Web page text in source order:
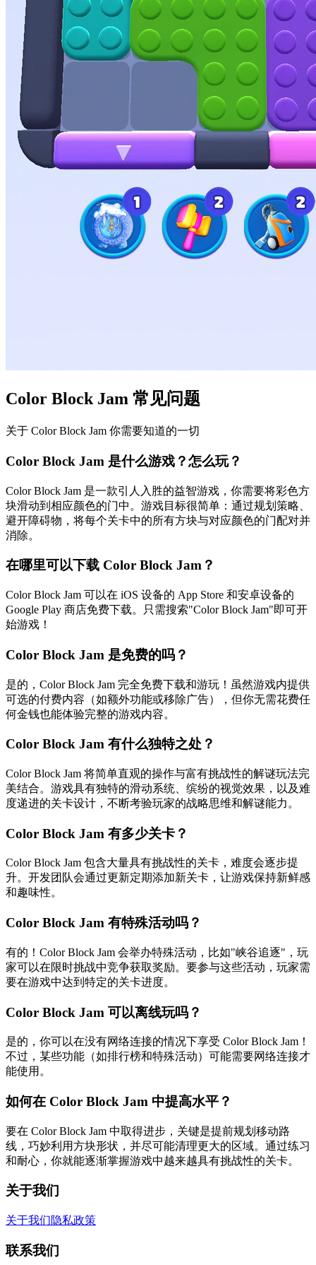
Color Block Jam 常见问题
关于 Color Block Jam 你需要知道的一切
Color Block Jam 是什么游戏？怎么玩？
Color Block Jam 是一款引人入胜的益智游戏，你需要将彩色方
块滑动到相应颜色的门中。游戏目标很简单：通过规划策略、
避开障碍物，将每个关卡中的所有方块与对应颜色的门配对并
消除。
在哪里可以下载 Color Block Jam？
Color Block Jam 可以在 iOS 设备的 App Store 和安卓设备的
Google Play 商店免费下载。只需搜索"Color Block Jam"即可开
始游戏！
Color Block Jam 是免费的吗？
是的，Color Block Jam 完全免费下载和游玩！虽然游戏内提供
可选的付费内容（如额外功能或移除广告），但你无需花费任
何金钱也能体验完整的游戏内容。
Color Block Jam 有什么独特之处？
Color Block Jam 将简单直观的操作与富有挑战性的解谜玩法完
美结合。游戏具有独特的滑动系统、缤纷的视觉效果，以及难
度递进的关卡设计，不断考验玩家的战略思维和解谜能力。
Color Block Jam 有多少关卡？
Color Block Jam 包含大量具有挑战性的关卡，难度会逐步提
升。开发团队会通过更新定期添加新关卡，让游戏保持新鲜感
和趣味性。
Color Block Jam 有特殊活动吗？
有的！Color Block Jam 会举办特殊活动，比如"峡谷追逐"，玩
家可以在限时挑战中竞争获取奖励。要参与这些活动，玩家需
要在游戏中达到特定的关卡进度。
Color Block Jam 可以离线玩吗？
是的，你可以在没有网络连接的情况下享受 Color Block Jam！
不过，某些功能（如排行榜和特殊活动）可能需要网络连接才
能使用。
如何在 Color Block Jam 中提高水平？
要在 Color Block Jam 中取得进步，关键是提前规划移动路
线，巧妙利用方块形状，并尽可能清理更大的区域。通过练习
和耐心，你就能逐渐掌握游戏中越来越具有挑战性的关卡。
关于我们
关于我们隐私政策
联系我们